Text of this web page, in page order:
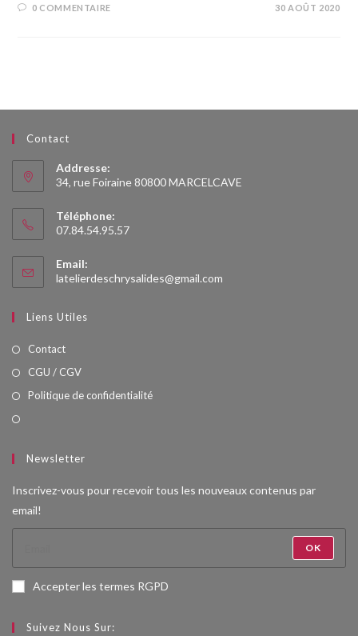
0 COMMENTAIRE 30 AOÛT 2020
Contact
Addresse:
34, rue Foiraine 80800 MARCELCAVE
Téléphone:
07.84.54.95.57
Email:
latelierdeschrysalides@gmail.com
Liens Utiles
Contact
CGU / CGV
Politique de confidentialité
Newsletter
Inscrivez-vous pour recevoir tous les nouveaux contenus par
email!
OK
Accepter les termes RGPD
Suivez Nous Sur: